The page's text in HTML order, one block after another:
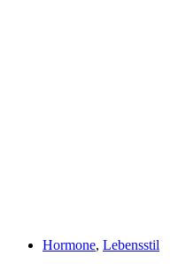
Hormone, Lebensstil